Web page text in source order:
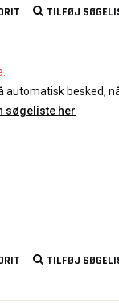
TILFØJ
besked,
søgeliste her
TILFØJ